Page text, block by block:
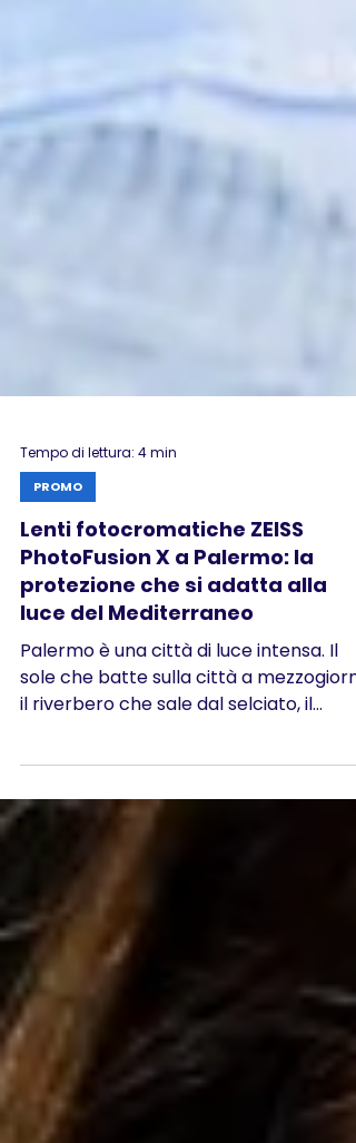
Tempo di lettura: 4 min
PROMO
Lenti fotocromatiche ZEISS
PhotoFusion X a Palermo: la
protezione che si adatta alla
luce del Mediterraneo
il riverbero che sale dal selciato, il
contrasto netto tra l'ombra fresca di
aperta: per gli occhi di chi vive qui,
l'adattamento alla luce è un esercizio
continuo. È proprio in un contesto come
questo che le lenti fotocromatiche
mostrano il loro valore reale, e con la
nuova generazione ZEISS PhotoFusion X
— disponibile da Ottica Galeazzo, in Via